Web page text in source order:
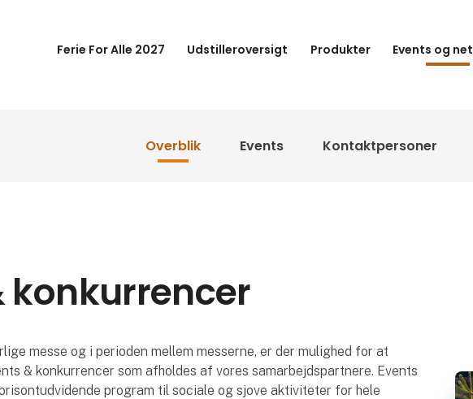
Ferie For Alle 2027 Udstilleroversigt Produkter Events og
Overblik Events Kontaktpersoner
konkurrencer
messe og i perioden mellem messerne, er der mulighed for at
& konkurrencer som afholdes af vores samarbejdspartnere. Events
program til sociale og sjove aktiviteter for hele